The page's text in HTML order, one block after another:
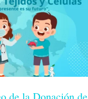
de la Donación de